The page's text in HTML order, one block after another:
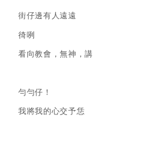
街仔邊有人遠遠
徛咧
看向教會，無神，講
勻勻仔！
我將我的心交予恁